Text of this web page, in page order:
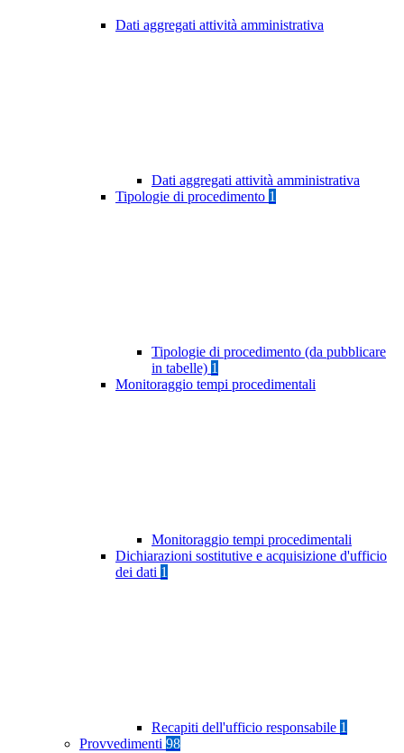
Dati aggregati attività amministrativa
Dati aggregati attività amministrativa
Tipologie di procedimento 1
Tipologie di procedimento (da pubblicare
in tabelle) 1
Monitoraggio tempi procedimentali
Monitoraggio tempi procedimentali
Dichiarazioni sostitutive e acquisizione d'ufficio
dei dati 1
Recapiti dell'ufficio responsabile 1
Provvedimenti 98